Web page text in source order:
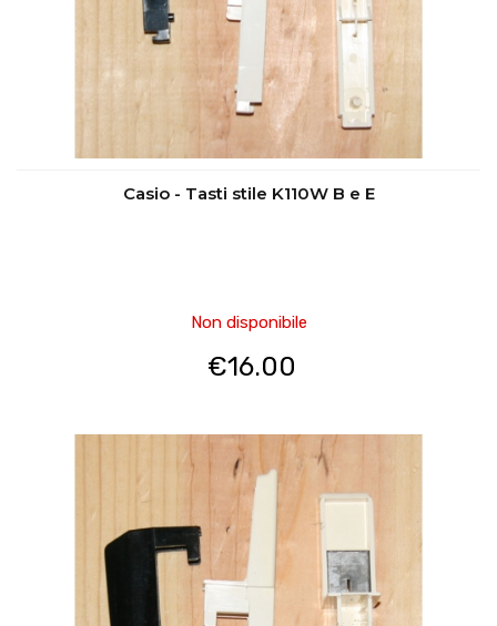
Casio - Tasti stile K110W B e E
Non disponibile
€16.00